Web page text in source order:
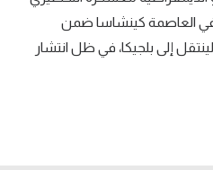
العاصمة كينشاسا ضمن
لكأس العالم 2026، لينتقل إلى بلجيكا، في ظل انتشار